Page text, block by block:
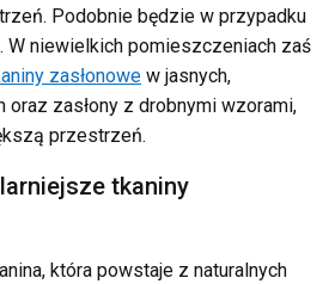
Podobnie będzie w przypadku
W niewielkich pomieszczeniach zaś
zasłonowe w jasnych,
oraz zasłony z drobnymi wzorami,
przestrzeń.
tkaniny
która powstaje z naturalnych